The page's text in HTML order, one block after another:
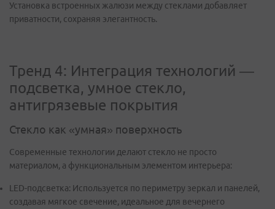
Установка встроенных жалюзи между стеклами добавляет
приватности, сохраняя элегантность.
Тренд 4: Интеграция технологий —
подсветка, умное стекло,
антигрязевые покрытия
Стекло как «умная» поверхность
Современные технологии делают стекло не просто
материалом, а функциональным элементом интерьера:
LED-подсветка: Используется по периметру зеркал и панелей,
создавая мягкое свечение, идеальное для вечернего